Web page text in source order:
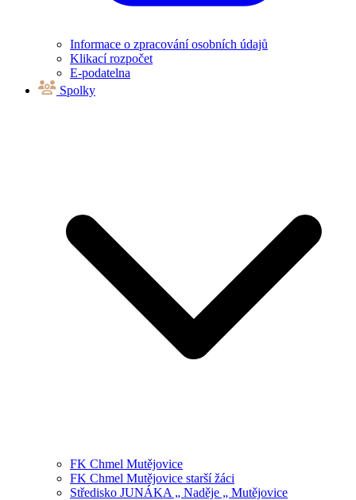
Informace o zpracování osobních údajů
Klikací rozpočet
E-podatelna
Spolky
FK Chmel Mutějovice
FK Chmel Mutějovice starší žáci
Středisko JUNÁKA „ Naděje „ Mutějovice